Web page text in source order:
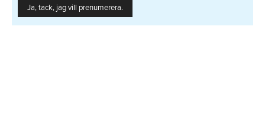
Ja, tack, jag vill prenumerera.